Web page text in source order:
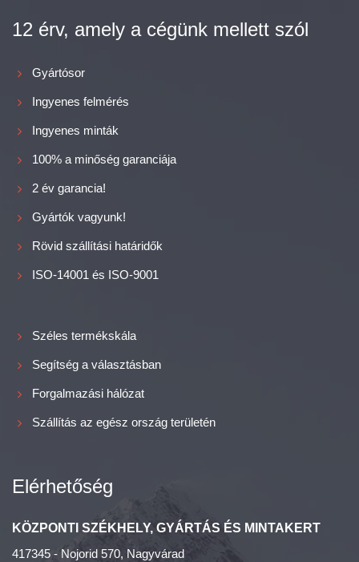
12 érv, amely a cégünk mellett szól
Gyártósor
Ingyenes felmérés
Ingyenes minták
100% a minőség garanciája
2 év garancia!
Gyártók vagyunk!
Rövid szállítási határidők
ISO-14001 és ISO-9001
Széles termékskála
Segítség a választásban
Forgalmazási hálózat
Szállítás az egész ország területén
Elérhetőség
KÖZPONTI SZÉKHELY, GYÁRTÁS ÉS MINTAKERT
417345 - Nojorid 570, Nagyvárad